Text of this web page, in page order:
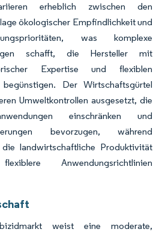
erheblich zwischen den
ökologischer Empfindlichkeit und
was komplexe
schafft, die Hersteller mit
Expertise und flexiblen
begünstigen. Der Wirtschaftsgürtel
Umweltkontrollen ausgesetzt, die
einschränken und
bevorzugen, während
landwirtschaftliche Produktivität
Anwendungsrichtlinien
weist eine moderate,